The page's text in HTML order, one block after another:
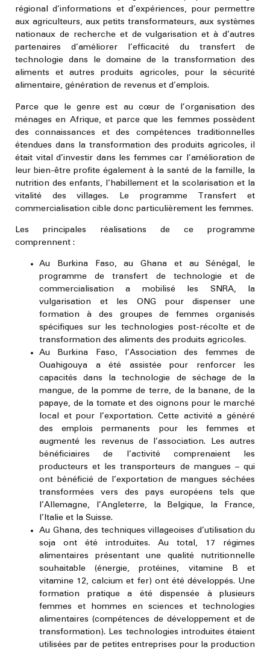
régional d’informations et d’expériences, pour permettre
aux agriculteurs, aux petits transformateurs, aux systèmes
nationaux de recherche et de vulgarisation et à d’autres
partenaires d’améliorer l’efficacité du transfert de
technologie dans le domaine de la transformation des
aliments et autres produits agricoles, pour la sécurité
alimentaire, génération de revenus et d’emplois.
Parce que le genre est au cœur de l’organisation des
ménages en Afrique, et parce que les femmes possèdent
des connaissances et des compétences traditionnelles
étendues dans la transformation des produits agricoles, il
était vital d’investir dans les femmes car l’amélioration de
leur bien-être profite également à la santé de la famille, la
nutrition des enfants, l’habillement et la scolarisation et la
vitalité des villages. Le programme Transfert et
commercialisation cible donc particulièrement les femmes.
Les principales réalisations de ce programme
comprennent :
Au Burkina Faso, au Ghana et au Sénégal, le
programme de transfert de technologie et de
commercialisation a mobilisé les SNRA, la
vulgarisation et les ONG pour dispenser une
formation à des groupes de femmes organisés
spécifiques sur les technologies post-récolte et de
transformation des aliments des produits agricoles.
Au Burkina Faso, l’Association des femmes de
Ouahigouya a été assistée pour renforcer les
capacités dans la technologie de séchage de la
mangue, de la pomme de terre, de la banane, de la
papaye, de la tomate et des oignons pour le marché
local et pour l’exportation. Cette activité a généré
des emplois permanents pour les femmes et
augmenté les revenus de l’association. Les autres
bénéficiaires de l’activité comprenaient les
producteurs et les transporteurs de mangues – qui
ont bénéficié de l’exportation de mangues séchées
transformées vers des pays européens tels que
l’Allemagne, l’Angleterre, la Belgique, la France,
l’Italie et la Suisse.
Au Ghana, des techniques villageoises d’utilisation du
soja ont été introduites. Au total, 17 régimes
alimentaires présentant une qualité nutritionnelle
souhaitable (énergie, protéines, vitamine B et
vitamine 12, calcium et fer) ont été développés. Une
formation pratique a été dispensée à plusieurs
femmes et hommes en sciences et technologies
alimentaires (compétences de développement et de
transformation). Les technologies introduites étaient
utilisées par de petites entreprises pour la production